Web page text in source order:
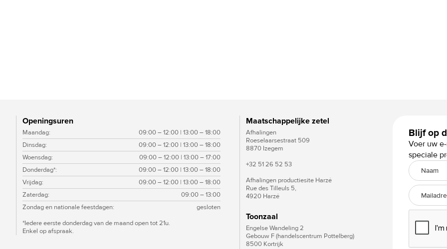
Maatschappelijke zetel
Afhalingen
Roeselaarsestraat 509
8870 Izegem
+32 51 26 52 53
Afhalingen productiesite Harzé
Rue des Tilleuls 5,
4920 Harzé
Toonzaal
Engelse Wandeling 2
Gebouw F (handelscentrum Pottelberg)
8500 Kortrijk
Openingsuren
Maandag:
09:00 – 12:00 | 13:00 – 18:00
Dinsdag:
09:00 – 12:00 | 13:00 – 18:00
Woensdag:
09:00 – 12:00 | 13:00 – 17:00
Donderdag*:
09:00 – 12:00 | 13:00 – 18:00
Vrijdag:
09:00 – 12:00 | 13:00 – 18:00
Zaterdag:
09:00 – 13:00
Zondag en nationale feestdagen:
gesloten
*Iedere eerste donderdag van de maand open tot 21u.
Enkel op afspraak.
Blijf op
Voer uw
speciale